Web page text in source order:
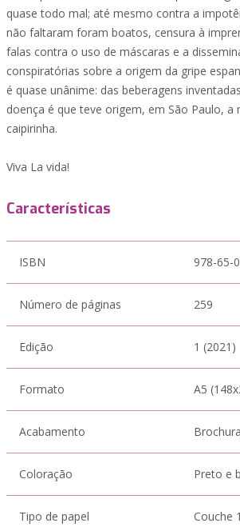
quase todo mal; até mesmo contra a
não faltaram foram boatos, censura à
falas contra o uso de máscaras e a
conspiratórias sobre a origem da gripe
é quase unânime: das beberagens
doença é que teve origem, em São Paulo, a
caipirinha.
Viva La vida!
Características
ISBN 978-65-
Número de páginas 259
Edição 1 (2021)
Formato A5
Acabamento
Coloração Preto e
Tipo de papel Couche